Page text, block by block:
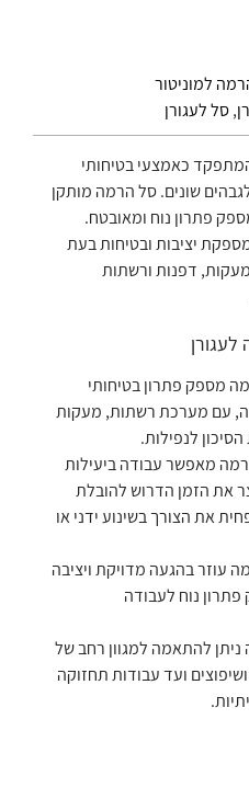
למוניטור
,סל לעגורן
כאמצעי בטיחותי
שונים. סל הרמה מותקן
פתרון נוח ומאובטח.
יציבות ובטיחות בעת
דפנות ורשתות
מספק פתרון בטיחותי
עם מערכת רשתות, מעקות
לנפילות.
מאפשר עבודה ביעילות
את הזמן הדרוש להובלת
את הצורך בשינוע ידני או
עוזר בהגעה מדויקת ויציבה
פתרון נוח לעבודה
ניתן להתאמה למגוון רחב של
ועד עבודות תחזוקה